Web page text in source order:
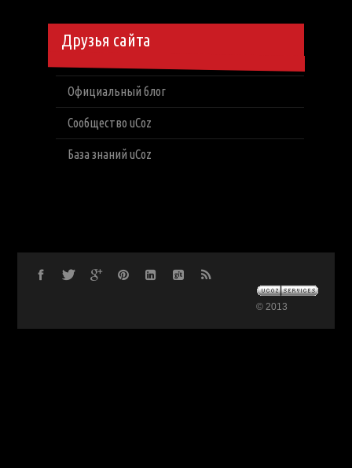
Друзья сайта
Официальный блог
Сообщество uCoz
База знаний uCoz
© 2013